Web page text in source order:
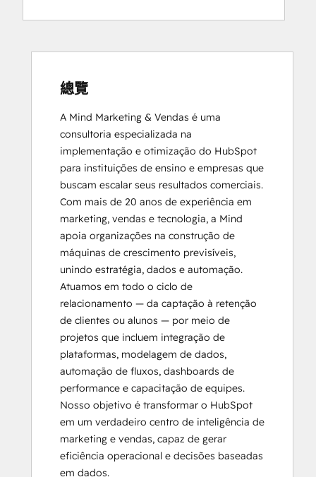
總覽
A Mind Marketing & Vendas é uma
consultoria especializada na
implementação e otimização do HubSpot
para instituições de ensino e empresas que
buscam escalar seus resultados comerciais.
Com mais de 20 anos de experiência em
marketing, vendas e tecnologia, a Mind
apoia organizações na construção de
máquinas de crescimento previsíveis,
unindo estratégia, dados e automação.
Atuamos em todo o ciclo de
relacionamento — da captação à retenção
de clientes ou alunos — por meio de
projetos que incluem integração de
plataformas, modelagem de dados,
automação de fluxos, dashboards de
performance e capacitação de equipes.
Nosso objetivo é transformar o HubSpot
em um verdadeiro centro de inteligência de
marketing e vendas, capaz de gerar
eficiência operacional e decisões baseadas
em dados.